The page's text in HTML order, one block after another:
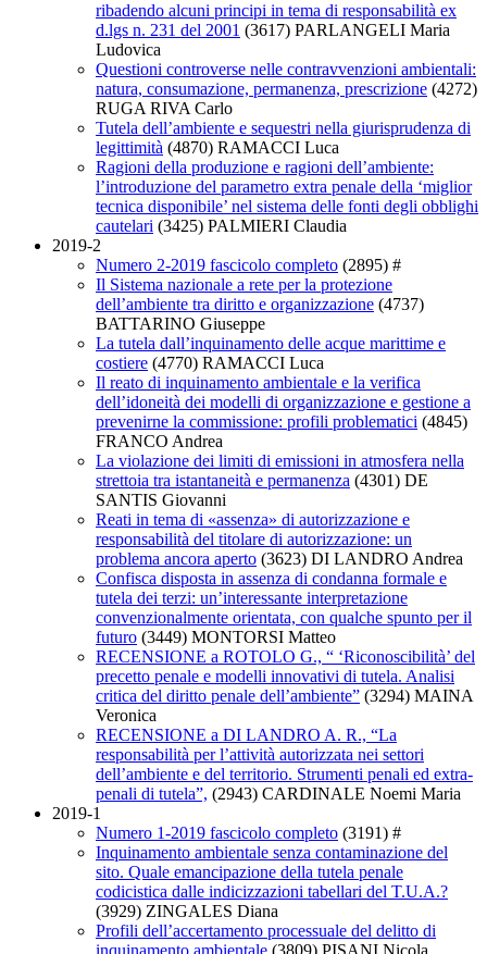
ribadendo alcuni principi in tema di responsabilità ex
d.lgs n. 231 del 2001 (3617) PARLANGELI Maria
Ludovica
Questioni controverse nelle contravvenzioni ambientali:
natura, consumazione, permanenza, prescrizione (4272)
RUGA RIVA Carlo
Tutela dell’ambiente e sequestri nella giurisprudenza di
legittimità (4870) RAMACCI Luca
Ragioni della produzione e ragioni dell’ambiente:
l’introduzione del parametro extra penale della ‘miglior
tecnica disponibile’ nel sistema delle fonti degli obblighi
cautelari (3425) PALMIERI Claudia
2019-2
Numero 2-2019 fascicolo completo (2895) #
Il Sistema nazionale a rete per la protezione
dell’ambiente tra diritto e organizzazione (4737)
BATTARINO Giuseppe
La tutela dall’inquinamento delle acque marittime e
costiere (4770) RAMACCI Luca
Il reato di inquinamento ambientale e la verifica
dell’idoneità dei modelli di organizzazione e gestione a
prevenirne la commissione: profili problematici (4845)
FRANCO Andrea
La violazione dei limiti di emissioni in atmosfera nella
strettoia tra istantaneità e permanenza (4301) DE
SANTIS Giovanni
Reati in tema di «assenza» di autorizzazione e
responsabilità del titolare di autorizzazione: un
problema ancora aperto (3623) DI LANDRO Andrea
Confisca disposta in assenza di condanna formale e
tutela dei terzi: un’interessante interpretazione
convenzionalmente orientata, con qualche spunto per il
futuro (3449) MONTORSI Matteo
RECENSIONE a ROTOLO G., “ ‘Riconoscibilità’ del
precetto penale e modelli innovativi di tutela. Analisi
critica del diritto penale dell’ambiente” (3294) MAINA
Veronica
RECENSIONE a DI LANDRO A. R., “La
responsabilità per l’attività autorizzata nei settori
dell’ambiente e del territorio. Strumenti penali ed extra-
penali di tutela”, (2943) CARDINALE Noemi Maria
2019-1
Numero 1-2019 fascicolo completo (3191) #
Inquinamento ambientale senza contaminazione del
sito. Quale emancipazione della tutela penale
codicistica dalle indicizzazioni tabellari del T.U.A.?
(3929) ZINGALES Diana
Profili dell’accertamento processuale del delitto di
inquinamento ambientale (3809) PISANI Nicola